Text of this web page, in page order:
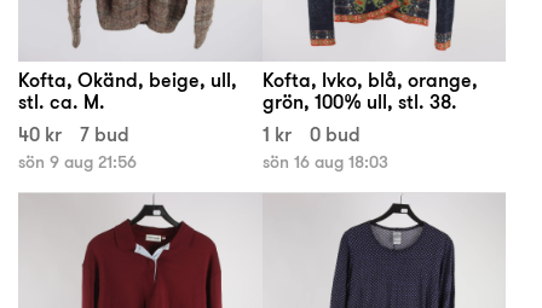
Kofta, Okänd, beige, ull,
stl. ca. M.
40 kr
7 bud
sön 9 aug 21:56
Kofta, Ivko, blå, orange,
grön, 100% ull, stl. 38.
1 kr
0 bud
sön 16 aug 18:03